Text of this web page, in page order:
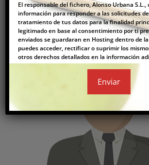
El responsable del fichero, Alonso Urbana S.L.,
información para responder a las solicitudes
tratamiento de tus datos para la finalidad
legitimado en base al consentimiento por ti
enviados se guardaran en Hosting dentro de la
puedes acceder, rectificar o suprimir los
otros derechos detallados en la información